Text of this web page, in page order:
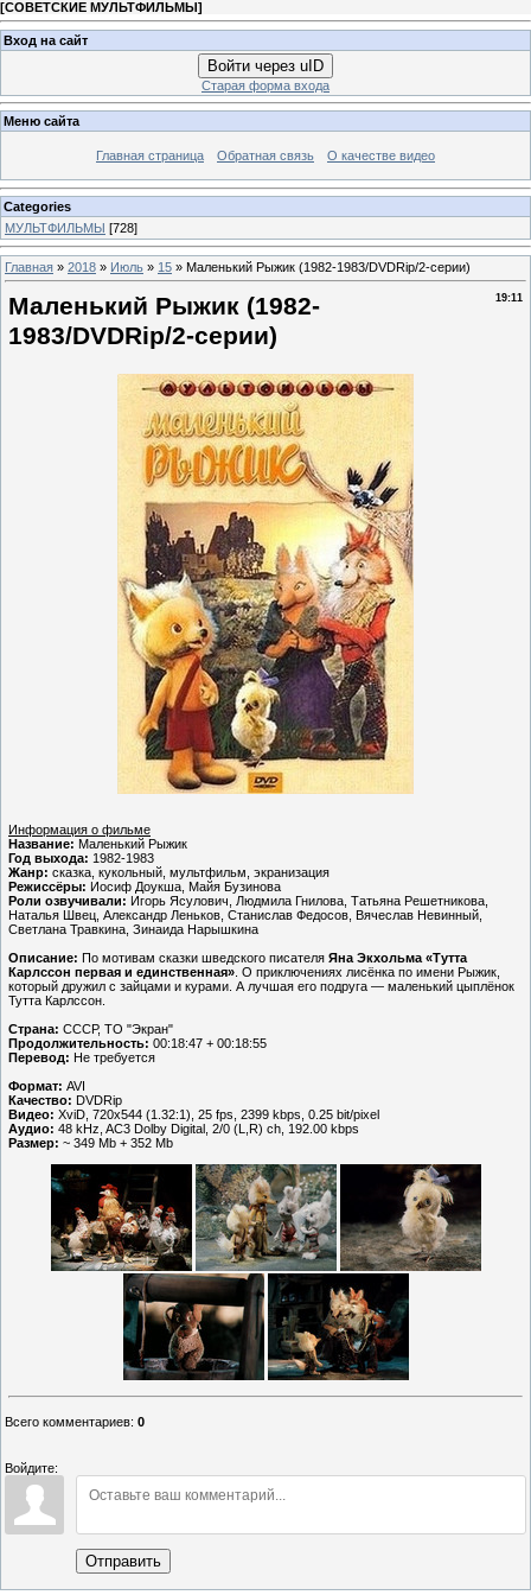
[СОВЕТСКИЕ МУЛЬТФИЛЬМЫ]
Вход на сайт
Войти через uID
Старая форма входа
Меню сайта
Главная страница Обратная связь О качестве видео
Categories
МУЛЬТФИЛЬМЫ [728]
Главная » 2018 » Июль » 15 » Маленький Рыжик (1982-1983/DVDRip/2-серии)
19:11
Маленький Рыжик (1982-
1983/DVDRip/2-серии)
Информация о фильме
Название: Маленький Рыжик
Год выхода: 1982-1983
Жанр: сказка, кукольный, мультфильм, экранизация
Режиссёры: Иосиф Доукша, Майя Бузинова
Роли озвучивали: Игорь Ясулович, Людмила Гнилова, Татьяна Решетникова,
Наталья Швец, Александр Леньков, Станислав Федосов, Вячеслав Невинный,
Светлана Травкина, Зинаида Нарышкина
Описание: По мотивам сказки шведского писателя Яна Экхольма «Тутта
Карлссон первая и единственная» . О приключениях лисёнка по имени Рыжик,
который дружил с зайцами и курами. А лучшая его подруга — маленький цыплёнок
Тутта Карлссон.
Страна: СССР, ТО "Экран"
Продолжительность: 00:18:47 + 00:18:55
Перевод: Не требуется
Формат: AVI
Качество: DVDRip
Видео: XviD, 720x544 (1.32:1), 25 fps, 2399 kbps, 0.25 bit/pixel
Аудио: 48 kHz, AC3 Dolby Digital, 2/0 (L,R) ch, 192.00 kbps
Размер: ~ 349 Mb + 352 Mb
Всего комментариев: 0
Войдите:
Отправить